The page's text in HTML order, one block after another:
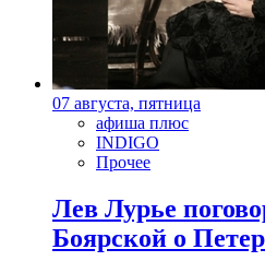
07 августа, пятница
афиша плюс
INDIGO
Прочее
Лев Лурье
Боярской о